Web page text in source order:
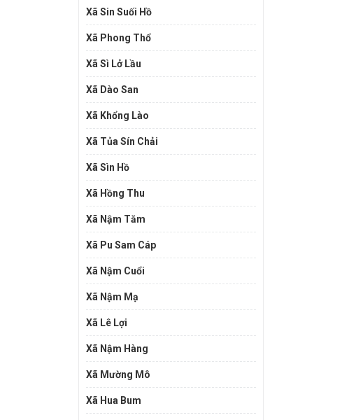
Xã Sin Suối Hồ
Xã Phong Thổ
Xã Sì Lở Lầu
Xã Dào San
Xã Khổng Lào
Xã Tủa Sín Chải
Xã Sìn Hồ
Xã Hồng Thu
Xã Nậm Tăm
Xã Pu Sam Cáp
Xã Nậm Cuổi
Xã Nậm Mạ
Xã Lê Lợi
Xã Nậm Hàng
Xã Mường Mô
Xã Hua Bum